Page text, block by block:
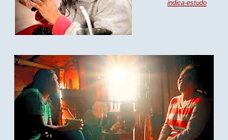
indica-estudo